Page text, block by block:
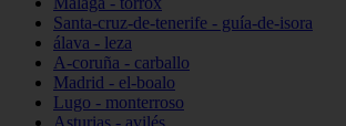
Santa-cruz-de-tenerife - guía-de-isora
álava - leza
A-coruña - carballo
Madrid - el-boalo
Lugo - monterroso
Asturias - avilés